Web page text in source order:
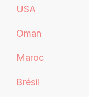
USA
Oman
Maroc
Brésil